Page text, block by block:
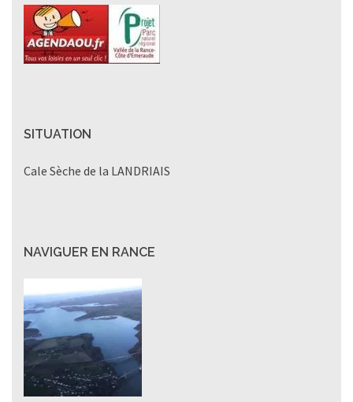
SITUATION
Cale Sèche de la LANDRIAIS
NAVIGUER EN RANCE